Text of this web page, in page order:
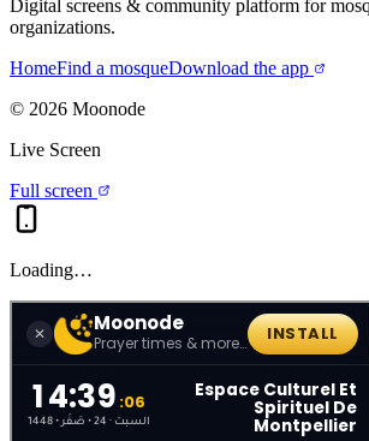
Digital screens & community platform for
organizations.
HomeFind a mosqueDownload the app
© 2026 Moonode
Live Screen
Full screen
Loading…